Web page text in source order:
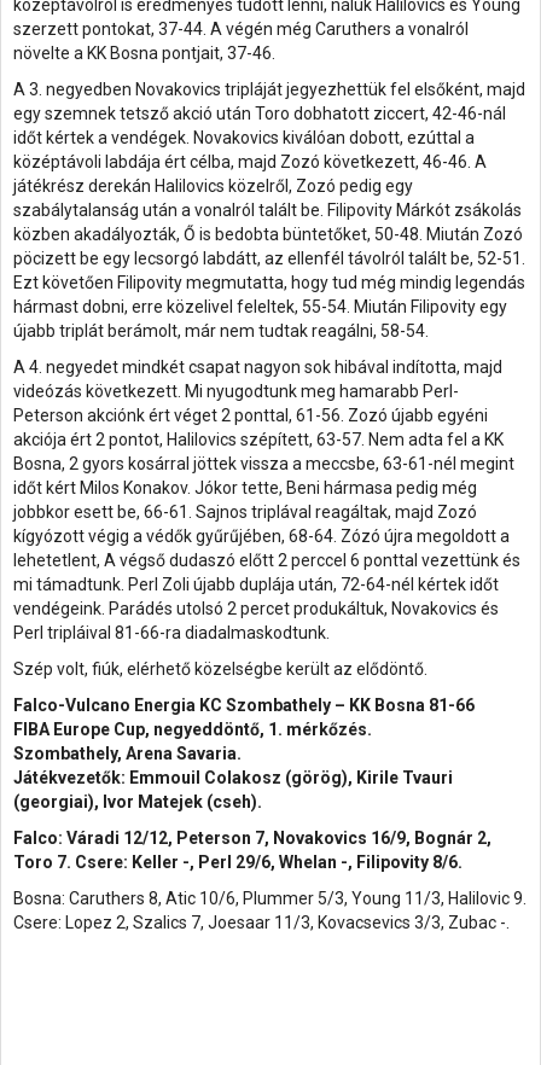
középtávolról is eredményes tudott lenni, náluk Halilovics és Young
szerzett pontokat, 37-44. A végén még Caruthers a vonalról
növelte a KK Bosna pontjait, 37-46.
A 3. negyedben Novakovics tripláját jegyezhettük fel elsőként, majd
egy szemnek tetsző akció után Toro dobhatott ziccert, 42-46-nál
időt kértek a vendégek. Novakovics kiválóan dobott, ezúttal a
középtávoli labdája ért célba, majd Zozó következett, 46-46. A
játékrész derekán Halilovics közelről, Zozó pedig egy
szabálytalanság után a vonalról talált be. Filipovity Márkót zsákolás
közben akadályozták, Ő is bedobta büntetőket, 50-48. Miután Zozó
pöcizett be egy lecsorgó labdátt, az ellenfél távolról talált be, 52-51.
Ezt követően Filipovity megmutatta, hogy tud még mindig legendás
hármast dobni, erre közelivel feleltek, 55-54. Miután Filipovity egy
újabb triplát berámolt, már nem tudtak reagálni, 58-54.
A 4. negyedet mindkét csapat nagyon sok hibával indította, majd
videózás következett. Mi nyugodtunk meg hamarabb Perl-
Peterson akciónk ért véget 2 ponttal, 61-56. Zozó újabb egyéni
akciója ért 2 pontot, Halilovics szépített, 63-57. Nem adta fel a KK
Bosna, 2 gyors kosárral jöttek vissza a meccsbe, 63-61-nél megint
időt kért Milos Konakov. Jókor tette, Beni hármasa pedig még
jobbkor esett be, 66-61. Sajnos triplával reagáltak, majd Zozó
kígyózott végig a védők gyűrűjében, 68-64. Zózó újra megoldott a
lehetetlent, A végső dudaszó előtt 2 perccel 6 ponttal vezettünk és
mi támadtunk. Perl Zoli újabb duplája után, 72-64-nél kértek időt
vendégeink. Parádés utolsó 2 percet produkáltuk, Novakovics és
Perl tripláival 81-66-ra diadalmaskodtunk.
Szép volt, fiúk, elérhető közelségbe került az elődöntő.
Falco-Vulcano Energia KC Szombathely – KK Bosna 81-66
FIBA Europe Cup, negyeddöntő, 1. mérkőzés.
Szombathely, Arena Savaria.
Játékvezetők: Emmouil Colakosz (görög), Kirile Tvauri
(georgiai), Ivor Matejek (cseh).
Falco: Váradi 12/12, Peterson 7, Novakovics 16/9, Bognár 2,
Toro 7. Csere: Keller -, Perl 29/6, Whelan -, Filipovity 8/6.
Bosna: Caruthers 8, Atic 10/6, Plummer 5/3, Young 11/3, Halilovic 9.
Csere: Lopez 2, Szalics 7, Joesaar 11/3, Kovacsevics 3/3, Zubac -.